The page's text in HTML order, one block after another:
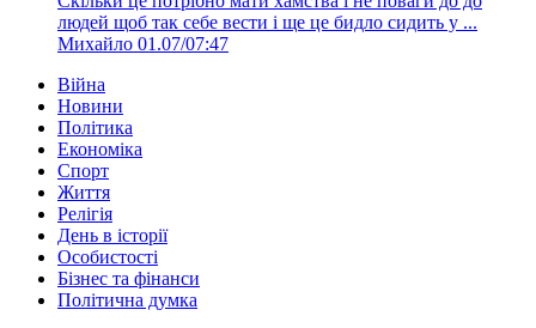
людей щоб так себе вести і ще це бидло сидить у ...
Михайло 01.07/07:47
Війна
Новини
Політика
Економіка
Спорт
Життя
Релігія
День в історії
Особистості
Бізнес та фінанси
Політична думка